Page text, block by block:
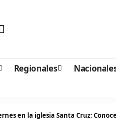
Regionales
en la iglesia Santa Cruz: